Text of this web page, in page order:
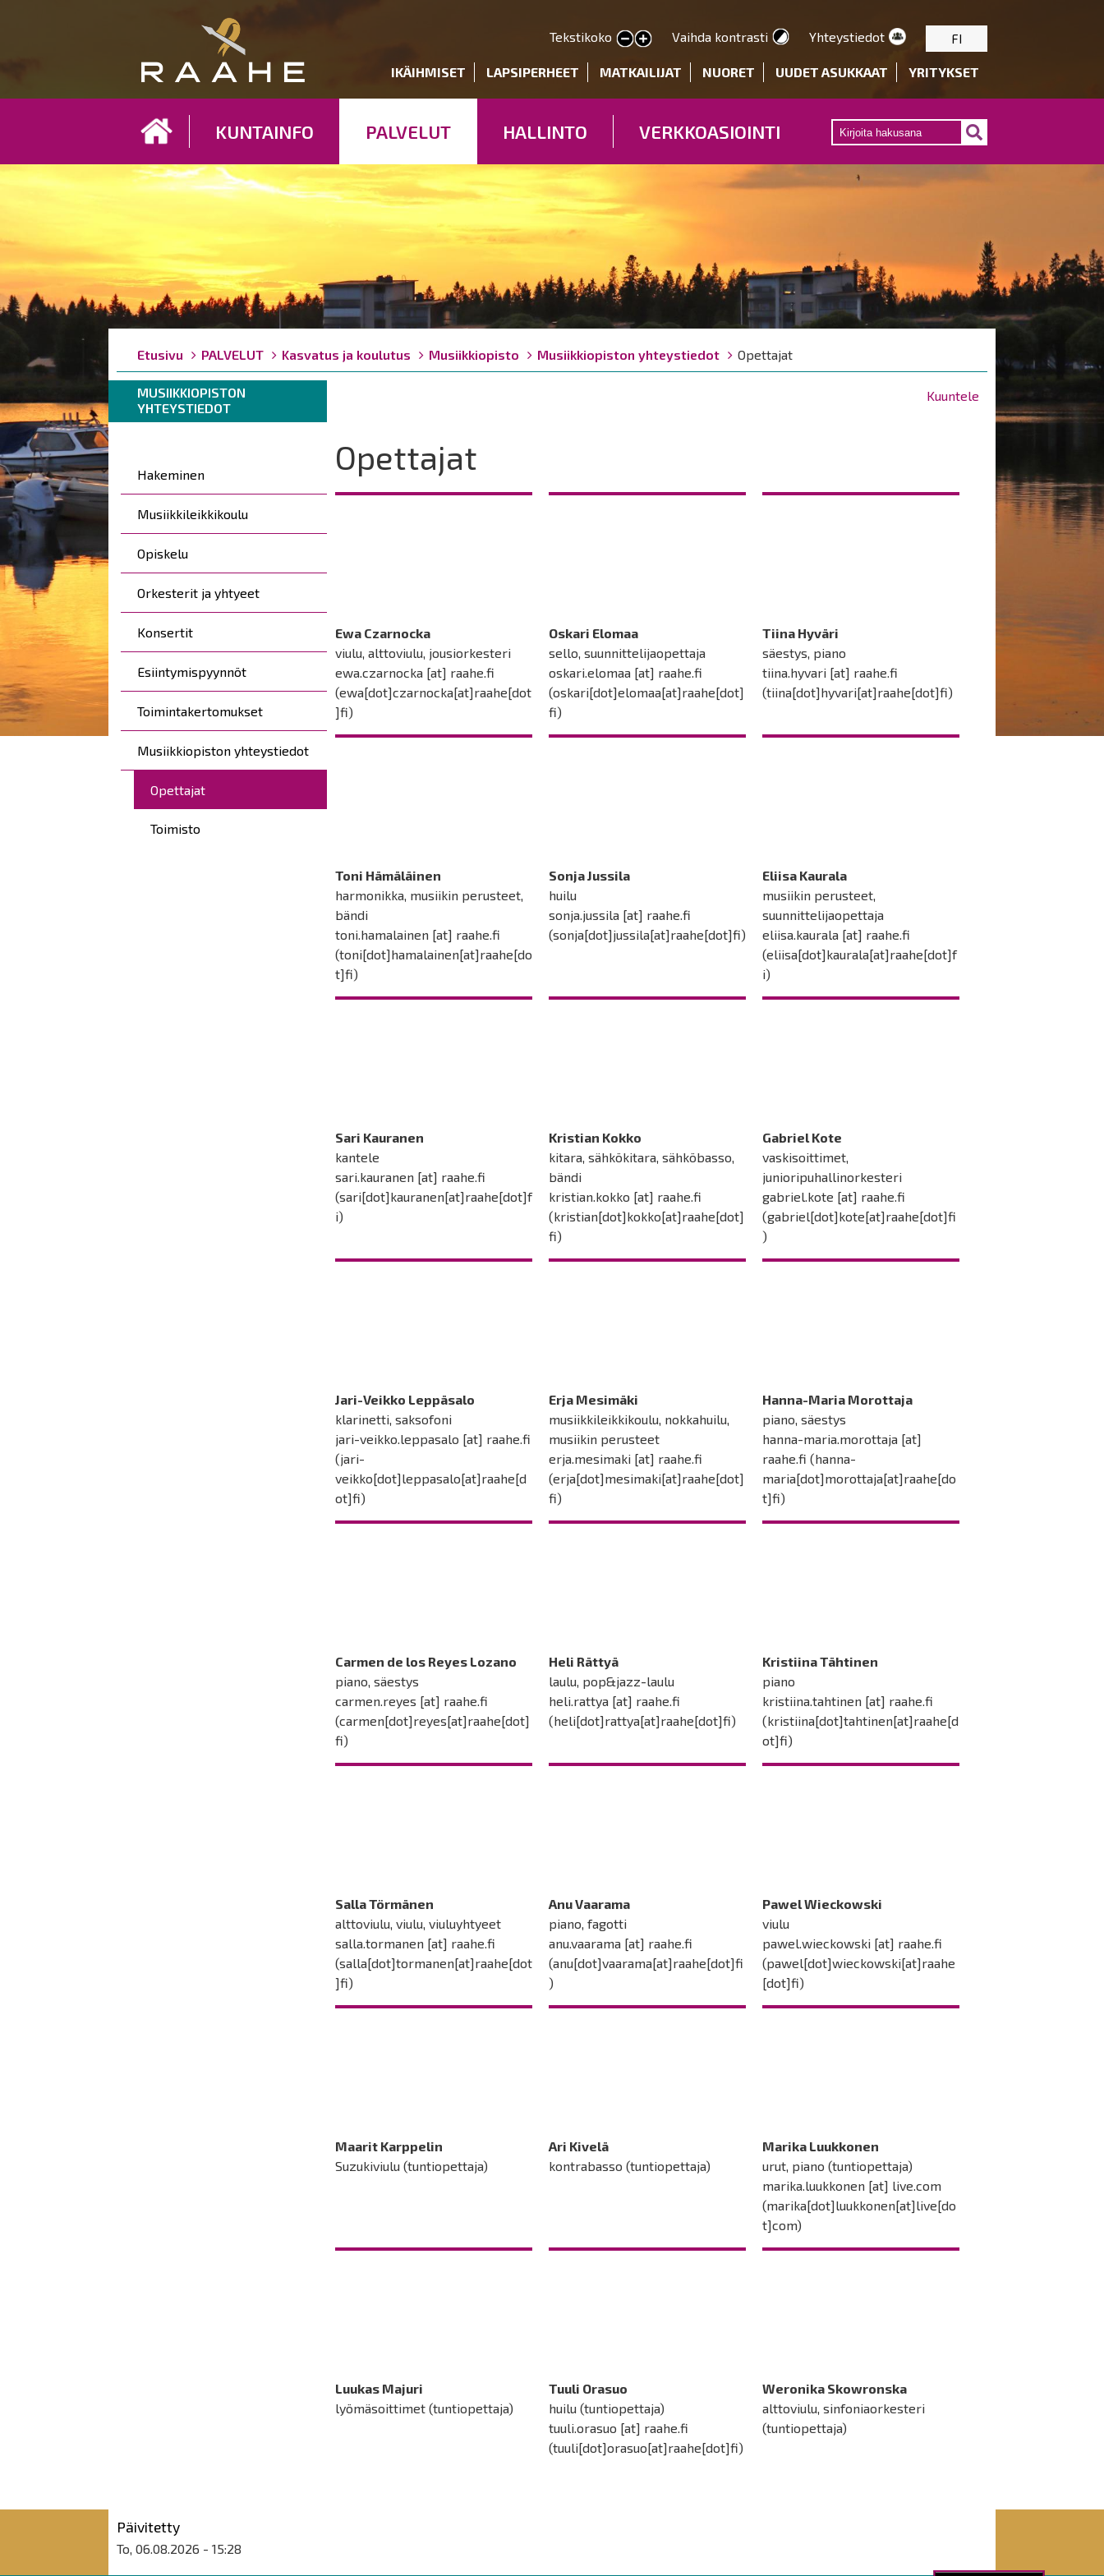
pääsisältöön
Tekstikoko
Pienennä tekstin kokoa
Suurenna tekstin kokoa Vaihda kontrasti Yhteystiedot FI
Kohderyhmät
IKÄIHMISET LAPSIPERHEET MATKAILIJAT NUORET UUDET ASUKKAAT YRITYKSET
KUNTAINFO PALVELUT HALLINTO VERKKOASIOINTI
Breadcrumbs
You
are
here:
Etusivu PALVELUT Kasvatus ja koulutus Musiikkiopisto Musiikkiopiston yhteystiedot Opettajat
Breadcrumbs
MUSIIKKIOPISTON
YHTEYSTIEDOT
Kuuntele
Päävalikko
Hakeminen
Musiikkileikkikoulu
Opiskelu
Orkesterit ja yhtyeet
Konsertit
Esiintymispyynnöt
Toimintakertomukset
Musiikkiopiston yhteystiedot
Opettajat
Toimisto
Opettajat
Ewa Czarnocka
viulu, alttoviulu, jousiorkesteri
ewa.czarnocka [at] raahe.fi
(ewa[dot]czarnocka[at]raahe[dot
]fi)
Oskari Elomaa
sello, suunnittelijaopettaja
oskari.elomaa [at] raahe.fi
(oskari[dot]elomaa[at]raahe[dot]
fi)
Tiina Hyväri
säestys, piano
tiina.hyvari [at] raahe.fi
(tiina[dot]hyvari[at]raahe[dot]fi)
Toni Hämäläinen
harmonikka, musiikin perusteet,
bändi
toni.hamalainen [at] raahe.fi
(toni[dot]hamalainen[at]raahe[do
t]fi)
Sonja Jussila
huilu
sonja.jussila [at] raahe.fi
(sonja[dot]jussila[at]raahe[dot]fi)
Eliisa Kaurala
musiikin perusteet,
suunnittelijaopettaja
eliisa.kaurala [at] raahe.fi
(eliisa[dot]kaurala[at]raahe[dot]f
i)
Sari Kauranen
kantele
sari.kauranen [at] raahe.fi
(sari[dot]kauranen[at]raahe[dot]f
i)
Kristian Kokko
kitara, sähkökitara, sähköbasso,
bändi
kristian.kokko [at] raahe.fi
(kristian[dot]kokko[at]raahe[dot]
fi)
Gabriel Kote
vaskisoittimet,
junioripuhallinorkesteri
gabriel.kote [at] raahe.fi
(gabriel[dot]kote[at]raahe[dot]fi
)
Jari-Veikko Leppäsalo
klarinetti, saksofoni
jari-veikko.leppasalo [at] raahe.fi
(jari-
veikko[dot]leppasalo[at]raahe[d
ot]fi)
Erja Mesimäki
musiikkileikkikoulu, nokkahuilu,
musiikin perusteet
erja.mesimaki [at] raahe.fi
(erja[dot]mesimaki[at]raahe[dot]
fi)
Hanna-Maria Morottaja
piano, säestys
hanna-maria.morottaja [at]
raahe.fi (hanna-
maria[dot]morottaja[at]raahe[do
t]fi)
Carmen de los Reyes Lozano
piano, säestys
carmen.reyes [at] raahe.fi
(carmen[dot]reyes[at]raahe[dot]
fi)
Heli Rättyä
laulu, pop&jazz-laulu
heli.rattya [at] raahe.fi
(heli[dot]rattya[at]raahe[dot]fi)
Kristiina Tähtinen
piano
kristiina.tahtinen [at] raahe.fi
(kristiina[dot]tahtinen[at]raahe[d
ot]fi)
Salla Törmänen
alttoviulu, viulu, viuluyhtyeet
salla.tormanen [at] raahe.fi
(salla[dot]tormanen[at]raahe[dot
]fi)
Anu Vaarama
piano, fagotti
anu.vaarama [at] raahe.fi
(anu[dot]vaarama[at]raahe[dot]fi
)
Pawel Wieckowski
viulu
pawel.wieckowski [at] raahe.fi
(pawel[dot]wieckowski[at]raahe
[dot]fi)
Maarit Karppelin
Suzukiviulu (tuntiopettaja)
Ari Kivelä
kontrabasso (tuntiopettaja)
Marika Luukkonen
urut, piano (tuntiopettaja)
marika.luukkonen [at] live.com
(marika[dot]luukkonen[at]live[do
t]com)
Luukas Majuri
lyömäsoittimet (tuntiopettaja)
Tuuli Orasuo
huilu (tuntiopettaja)
tuuli.orasuo [at] raahe.fi
(tuuli[dot]orasuo[at]raahe[dot]fi)
Weronika Skowronska
alttoviulu, sinfoniaorkesteri
(tuntiopettaja)
Päivitetty
To, 06.08.2026 - 15:28